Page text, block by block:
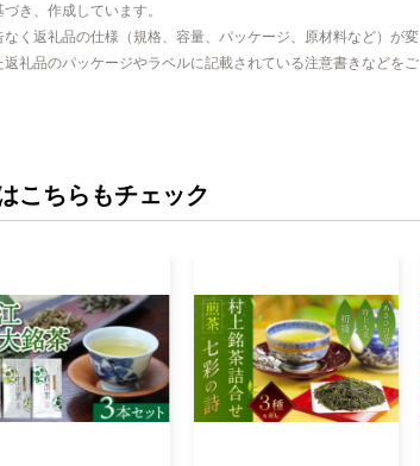
き、作成しています。
く返礼品の仕様（規格、容量、パッケージ、原材料など）が変
礼品のパッケージやラベルに記載されている注意書きなどをご
こちらもチェック